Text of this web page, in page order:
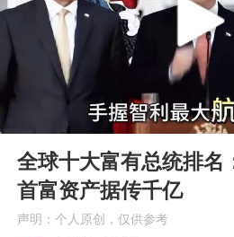
哥伦比亚
台湾不是
哥伦比亚
上海将苏
Play
全球十大富有总统排名
首富资产据传千亿
声明：个人原创，仅供参考